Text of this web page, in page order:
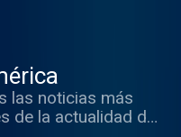
las noticias más
de la actualidad de